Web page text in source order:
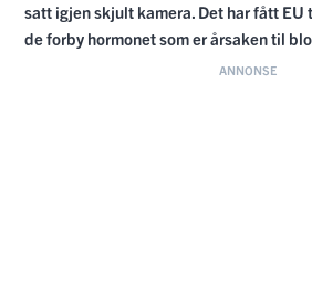
satt igjen skjult kamera. Det har fått EU
de forby hormonet som er årsaken til